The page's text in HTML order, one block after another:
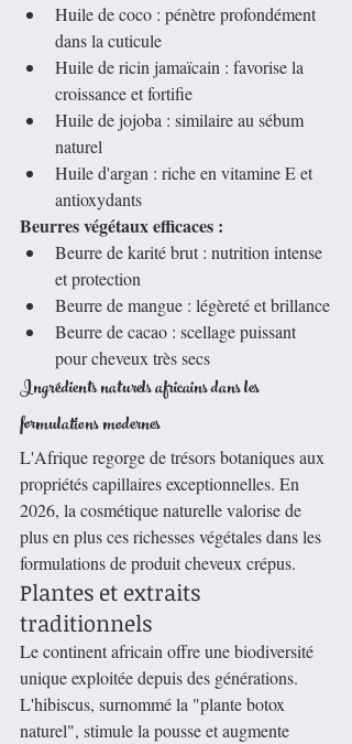
Huile de coco : pénètre profondément
dans la cuticule
Huile de ricin jamaïcain : favorise la
croissance et fortifie
Huile de jojoba : similaire au sébum
naturel
Huile d'argan : riche en vitamine E et
antioxydants
Beurres végétaux efficaces :
Beurre de karité brut : nutrition intense
et protection
Beurre de mangue : légèreté et brillance
Beurre de cacao : scellage puissant
pour cheveux très secs
Ingrédients naturels africains dans les
formulations modernes
L'Afrique regorge de trésors botaniques aux
propriétés capillaires exceptionnelles. En
2026, la cosmétique naturelle valorise de
plus en plus ces richesses végétales dans les
formulations de produit cheveux crépus.
Plantes et extraits
traditionnels
Le continent africain offre une biodiversité
unique exploitée depuis des générations.
L'hibiscus, surnommé la "plante botox
naturel", stimule la pousse et augmente